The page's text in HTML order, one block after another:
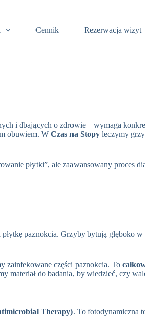
Cennik Rezerwacja wizyt
i dbających o zdrowie – wymaga
obuwiem. W Czas na Stopy leczymy
płytki”, ale zaawansowany
paznokcia. Grzyby bytują głęboko
zainfekowane części paznokcia. To
materiał do badania, by wiedzieć, czy
Therapy). To fotodynamiczna